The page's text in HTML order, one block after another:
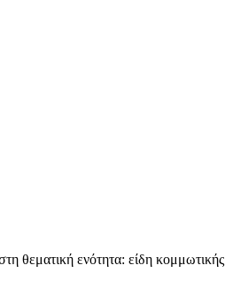
θεματική ενότητα: είδη κομμωτικής